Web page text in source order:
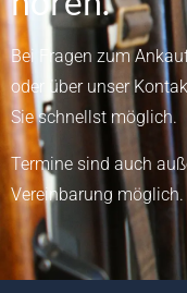
Bei Fragen zum
oder über unser
Sie schnellst möglich.
Termine sind auch
Vereinbarung möglich.